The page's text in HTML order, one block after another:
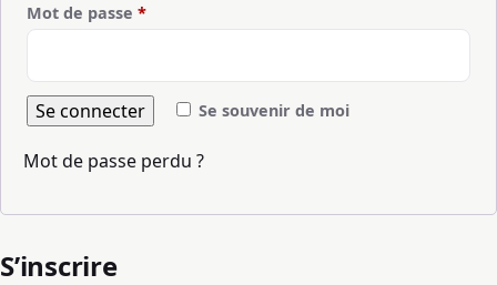
Mot de passe *Obligatoire
Se souvenir de moi
Se connecter
Mot de passe perdu ?
S’inscrire